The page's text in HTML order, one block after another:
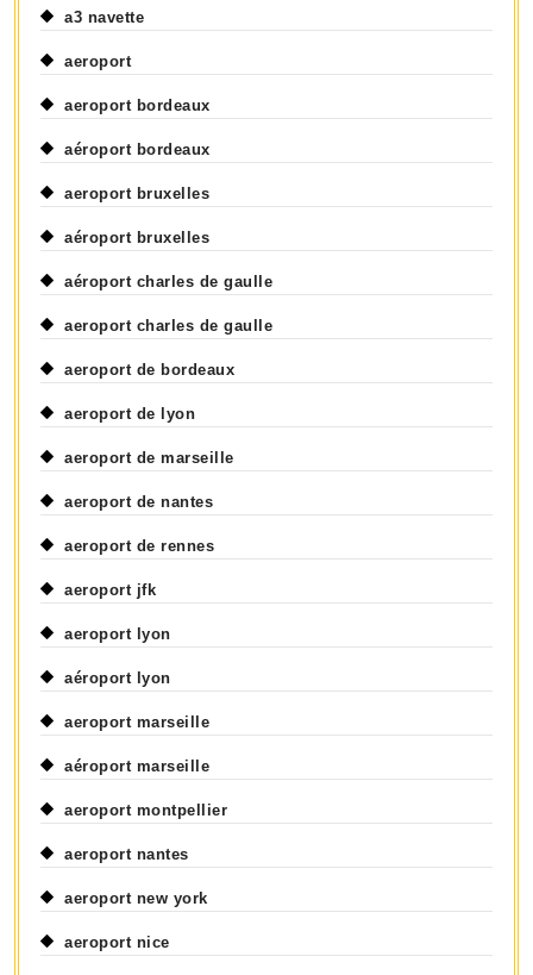
a3 navette
aeroport
aeroport bordeaux
aéroport bordeaux
aeroport bruxelles
aéroport bruxelles
aéroport charles de gaulle
aeroport charles de gaulle
aeroport de bordeaux
aeroport de lyon
aeroport de marseille
aeroport de nantes
aeroport de rennes
aeroport jfk
aeroport lyon
aéroport lyon
aeroport marseille
aéroport marseille
aeroport montpellier
aeroport nantes
aeroport new york
aeroport nice